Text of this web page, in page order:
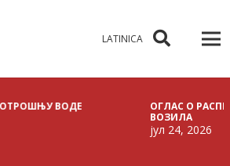
LATINICA
ВОДЕ
ОГЛАС О
јул 24, 2026